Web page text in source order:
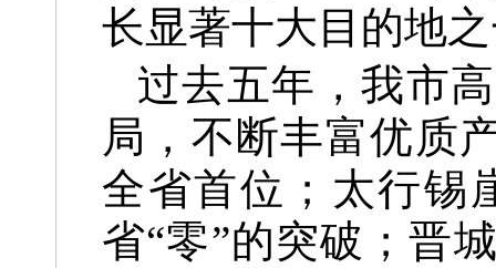
长显著十大目的地
过去五年，我市
局，不断丰富优质
全省首位；太行锡
省“零”的突破；晋